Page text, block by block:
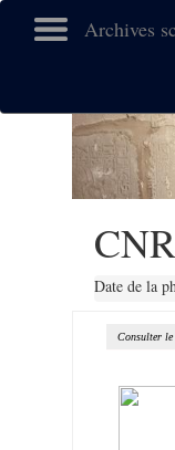
Archives
Date de la
Consulter le